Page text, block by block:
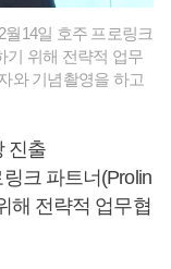
월14일 호주 프로링크
기 위해 전략적 업무
와 기념촬영을 하고
진출
크 파트너(Prolin
해 전략적 업무협